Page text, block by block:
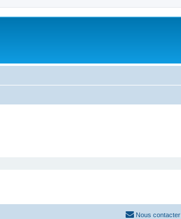
Nous contacter